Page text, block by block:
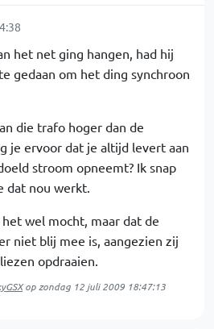
het net ging hangen, had hij
gedaan om het ding synchroon
die trafo hoger dan de
je ervoor dat je altijd levert aan
stroom opneemt? Ik snap
dat nou werkt.
wel mocht, maar dat de
niet blij mee is, aangezien zij
opdraaien.
op zondag 12 juli 2009 18:47:13